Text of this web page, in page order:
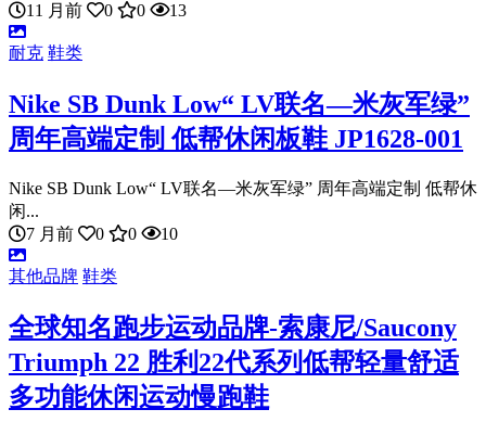
11 月前
0 0 13
耐克 鞋类
Nike SB Dunk Low“ LV联名—米灰军绿”
周年高端定制 低帮休闲板鞋 JP1628-001
Nike SB Dunk Low“ LV联名—米灰军绿” 周年高端定制 低帮休
闲...
7 月前
0 0 10
其他品牌 鞋类
全球知名跑步运动品牌-索康尼/Saucony
Triumph 22 胜利22代系列低帮轻量舒适
多功能休闲运动慢跑鞋